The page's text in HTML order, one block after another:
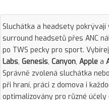
Sluchátka a headsety
surround headsetů přes ANC
po TWS pecky pro sport.
Labs, Genesis, Canyon, Apple a
Správně zvolená sluchátka
při hraní, práci z domova i
optimalizovány pro různé